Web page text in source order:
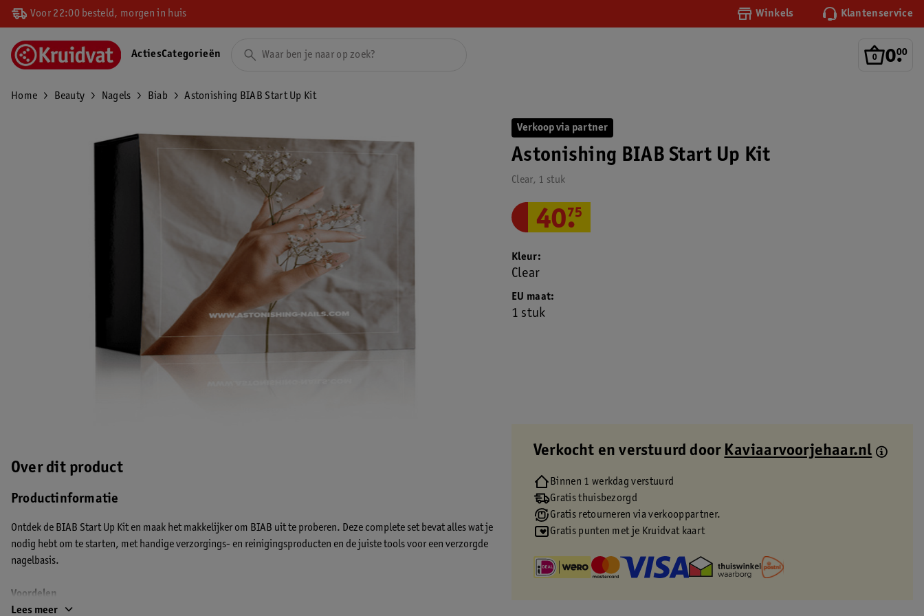
Voor 22:00 besteld, morgen in huis Winkels Klantenservice
0.
00
ActiesCategorieën
Home Beauty Nagels Biab Astonishing BIAB Start Up Kit
Over dit product
Productinformatie
Ontdek de BIAB Start Up Kit en maak het makkelijker om BIAB uit te proberen. Deze complete set bevat alles wat je
nodig hebt om te starten, met handige verzorgings- en reinigingsproducten en de juiste tools voor een verzorgde
nagelbasis.
Voordelen
Compleet: met BIAB Clear 15ml, UV Cleanser 100ml, Blue Scrub 100ml en meerdere verzorgingsgels kun je direct
Lees meer
Verkoop via partner
Astonishing BIAB Start Up Kit
Clear, 1 stuk
40.
75
EU maat
1 stuk
Kleur
Clear
Verkocht en verstuurd door Kaviaarvoorjehaar.nl
Binnen 1 werkdag verstuurd
Gratis thuisbezorgd
Gratis retourneren via verkooppartner.
Gratis punten met je Kruidvat kaart